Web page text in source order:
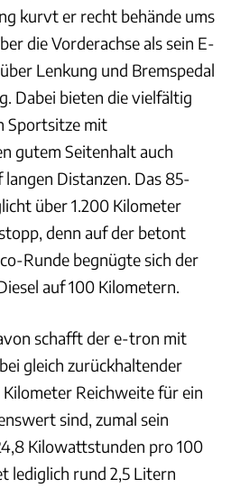
kurvt er recht behände ums
die Vorderachse als sein E-
Lenkung und Bremspedal
Dabei bieten die vielfältig
Sportsitze mit
gutem Seitenhalt auch
Distanzen. Das 85-
über 1.200 Kilometer
denn auf der betont
Runde begnügte sich der
auf 100 Kilometern.
schafft der e-tron mit
gleich zurückhaltender
Reichweite für ein
sind, zumal sein
Kilowattstunden pro 100
lediglich rund 2,5 Litern